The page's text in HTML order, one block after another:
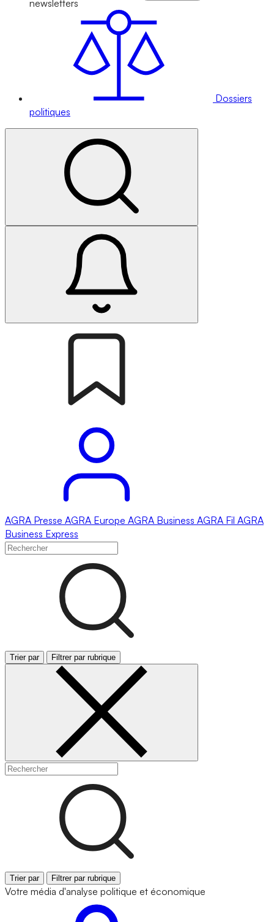
newsletters
Dossiers
politiques
AGRA Presse AGRA Europe AGRA Business AGRA Fil AGRA
Business Express
Trier par Filtrer par rubrique
Trier par Filtrer par rubrique
Votre média d'analyse politique et économique